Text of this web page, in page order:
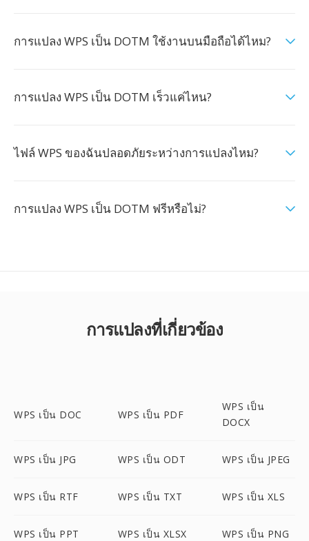
การแปลง WPS เป็น DOTM ใช้งานบนมือถือได้ไหม?
การแปลง WPS เป็น DOTM เร็วแค่ไหน?
ไฟล์ WPS ของฉันปลอดภัยระหว่างการแปลงไหม?
การแปลง WPS เป็น DOTM ฟรีหรือไม่?
การแปลงที่เกี่ยวข้อง
WPS เป็น DOC WPS เป็น PDF
WPS เป็น
DOCX
WPS เป็น JPG WPS เป็น ODT WPS เป็น JPEG
WPS เป็น RTF WPS เป็น TXT WPS เป็น XLS
WPS เป็น PPT WPS เป็น XLSX WPS เป็น PNG